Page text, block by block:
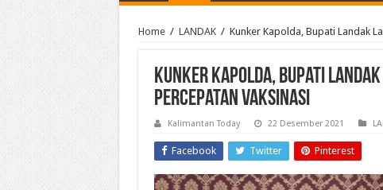
Home / LANDAK / Kunker Kapolda, Bupati Landak
Kunker Kapolda, Bupati
Percepatan Vaksinasi
Kalimantan Today 22 Desember 2021
Facebook Twitter Pinterest